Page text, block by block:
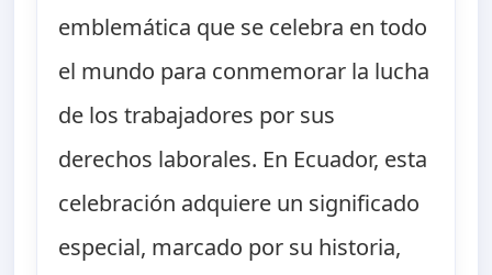
emblemática que se celebra en todo
el mundo para conmemorar la lucha
de los trabajadores por sus
derechos laborales. En Ecuador, esta
celebración adquiere un significado
especial, marcado por su historia,